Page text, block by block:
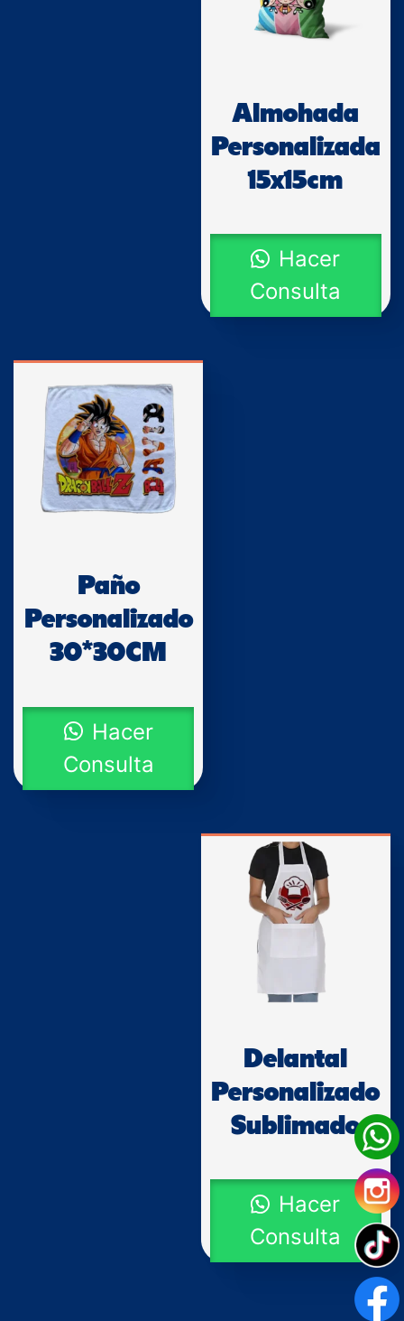
Almohada
Personalizada
15x15cm
Hacer
Consulta
Paño
Personalizado
30*30CM
Hacer
Consulta
Delantal
Personalizado
Sublimado
Hacer
Consulta